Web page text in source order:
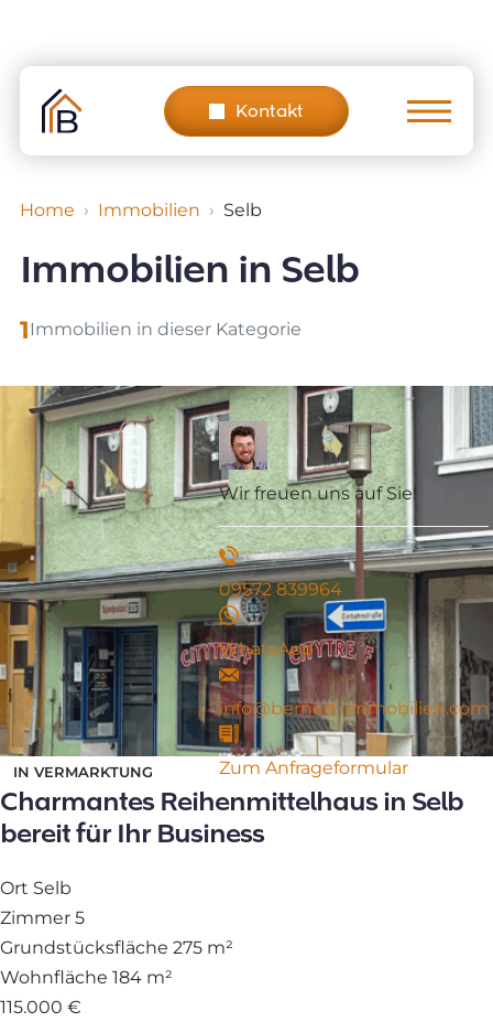
content
Kontakt
Wir freuen uns auf Sie!
09572 839964
WhatsApp
info@bernert-immobilien.com
Zum Anfrageformular
Home Immobilien Selb
Immobilien in Selb
1Immobilien in dieser Kategorie
IN VERMARKTUNG
Charmantes Reihenmittelhaus in Selb
bereit für Ihr Business
Ort Selb
Zimmer 5
Grundstücksfläche 275 m²
Wohnfläche 184 m²
115.000 €